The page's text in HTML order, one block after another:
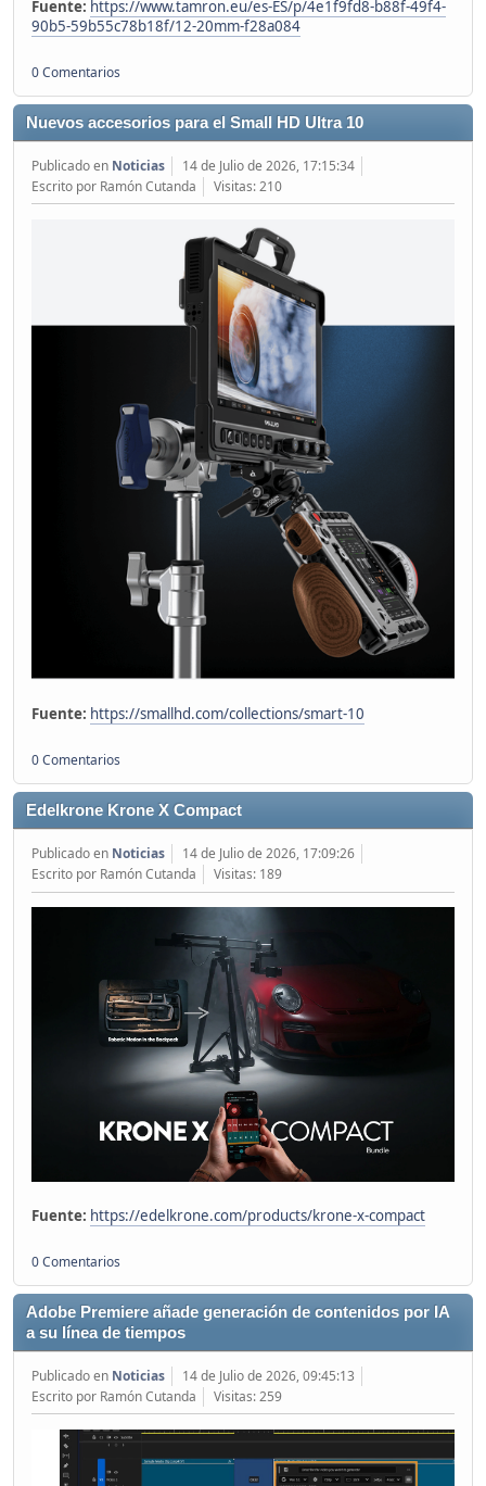
Fuente: https://www.tamron.eu/es-ES/p/4e1f9fd8-b88f-49f4-
90b5-59b55c78b18f/12-20mm-f28a084
0 Comentarios
Nuevos accesorios para el Small HD Ultra 10
Publicado en Noticias
14 de Julio de 2026, 17:15:34
Escrito por Ramón Cutanda
Visitas: 210
Fuente: https://smallhd.com/collections/smart-10
0 Comentarios
Edelkrone Krone X Compact
Publicado en Noticias
14 de Julio de 2026, 17:09:26
Escrito por Ramón Cutanda
Visitas: 189
Fuente: https://edelkrone.com/products/krone-x-compact
0 Comentarios
Adobe Premiere añade generación de contenidos por IA
a su línea de tiempos
Publicado en Noticias
14 de Julio de 2026, 09:45:13
Escrito por Ramón Cutanda
Visitas: 259